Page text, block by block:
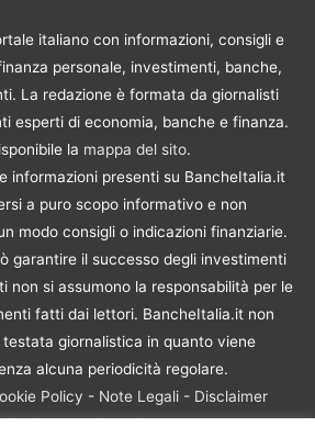
italiano con informazioni, consigli e
personale, investimenti, banche,
La redazione è formata da giornalisti
esperti di economia, banche e finanza.
la mappa del sito.
informazioni presenti su BancheItalia.it
a puro scopo informativo e non
modo consigli o indicazioni finanziarie.
garantire il successo degli investimenti
non si assumono la responsabilità per le
fatti dai lettori. BancheItalia.it non
giornalistica in quanto viene
alcuna periodicità regolare.
Policy - Note Legali- Disclaimer
Investimenti